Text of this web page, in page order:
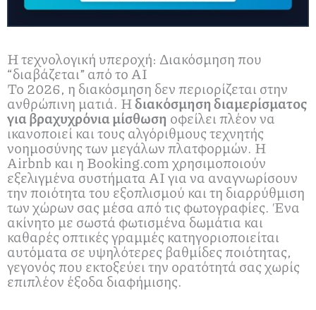
Η τεχνολογική υπεροχή: Διακόσμηση που
“διαβάζεται” από το AI
Το 2026, η διακόσμηση δεν περιορίζεται στην
ανθρώπινη ματιά. Ηδιακόσμηση διαμερίσματος
για βραχυχρόνια μίσθωση οφείλει πλέον να
ικανοποιεί και τους αλγόριθμους τεχνητής
νοημοσύνης των μεγάλων πλατφορμών. Η
Airbnb και η Booking.com χρησιμοποιούν
εξελιγμένα συστήματα AI για να αναγνωρίσουν
την ποιότητα του εξοπλισμού και τη διαρρύθμιση
των χώρων σας μέσα από τις φωτογραφίες. Ένα
ακίνητο με σωστά φωτισμένα δωμάτια και
καθαρές οπτικές γραμμές κατηγοριοποιείται
αυτόματα σε υψηλότερες βαθμίδες ποιότητας,
γεγονός που εκτοξεύει την ορατότητά σας χωρίς
επιπλέον έξοδα διαφήμισης.